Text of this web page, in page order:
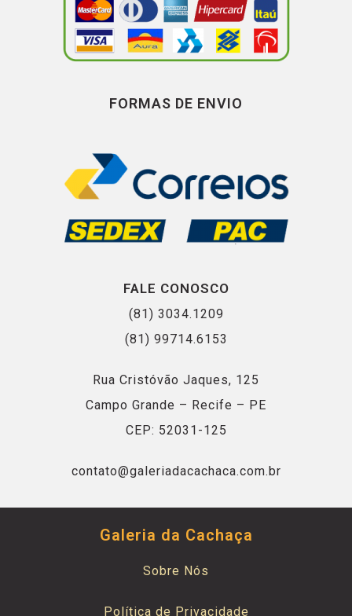
FORMAS DE ENVIO
FALE CONOSCO
(81) 3034.1209
(81) 99714.6153
Rua Cristóvão Jaques, 125
Campo Grande – Recife – PE
CEP: 52031-125
contato@galeriadacachaca.com.br
Galeria da Cachaça
Sobre Nós
Política de Privacidade